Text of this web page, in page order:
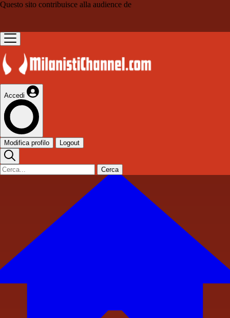
Questo sito contribuisce alla audience de
Accedi
Modifica profilo Logout
Cerca